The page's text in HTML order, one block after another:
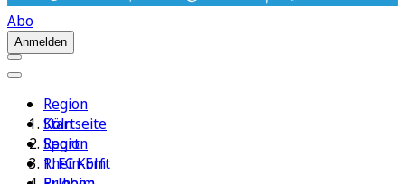
Abo
Anmelden
Region
Köln
Sport
1. FC Köln
Startseite
Region
Rhein-Erft